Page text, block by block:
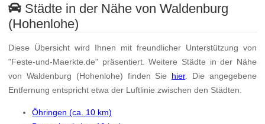
Städte in der Nähe von Waldenburg
(Hohenlohe)
Diese Übersicht wird Ihnen mit freundlicher Unterstützung von
"Feste-und-Maerkte.de" präsentiert. Weitere Städte in der Nähe
von Waldenburg (Hohenlohe) finden Sie hier. Die angegebene
Entfernung entspricht etwa der Luftlinie zwischen den Städten.
Öhringen (ca. 10 km)